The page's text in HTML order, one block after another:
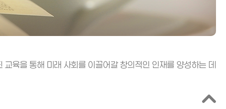
육을 통해 미래 사회를 이끌어갈 창의적인 인재를 양성하는 데